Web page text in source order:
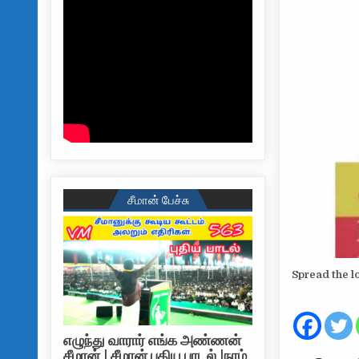
Spread the
சீமான் பேச்சு
எழுந்து வாரார் எங்க அண்ணன்
சீமான் | சீமான் புதிய பாடல் |நாம்